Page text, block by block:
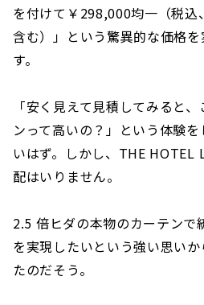
を付けて￥298,000均一（税込
含む）」という驚異的な価格
す。
「安く見えて見積してみると
ンって高いの？」という体験
いはず。しかし、THE HOTEL
配はいりません。
2.5 倍ヒダの本物のカーテンで
を実現したいという強い思い
たのだそう。